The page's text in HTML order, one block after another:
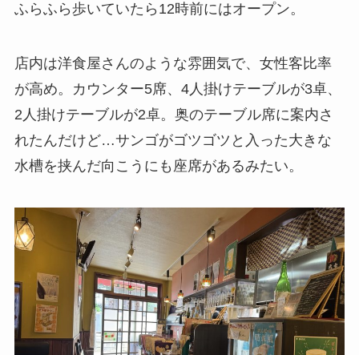
ふらふら歩いていたら12時前にはオープン。
店内は洋食屋さんのような雰囲気で、女性客比率
が高め。カウンター5席、4人掛けテーブルが3卓、
2人掛けテーブルが2卓。奥のテーブル席に案内さ
れたんだけど…サンゴがゴツゴツと入った大きな
水槽を挟んだ向こうにも座席があるみたい。